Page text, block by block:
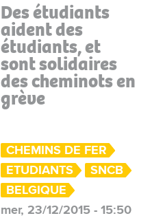
Des étudiants
aident des
étudiants, et
sont solidaires
des cheminots en
grève
CHEMINS DE FER
ETUDIANTS
SNCB
BELGIQUE
mer, 23/12/2015 - 15:50